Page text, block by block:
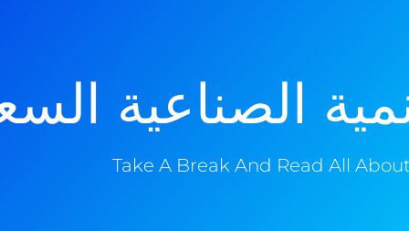
الصناعية
Take A Break And Read All